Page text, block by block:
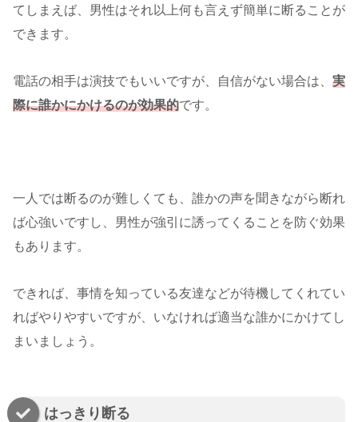
てしまえば、男性はそれ以上何も言えず簡単に断ることが
できます。
電話の相手は演技でもいいですが、自信がない場合は、 実
際に誰かにかけるのが効果的です。
一人では断るのが難しくても、誰かの声を聞きながら断れ
ば心強いですし、男性が強引に誘ってくることを防ぐ効果
もあります。
できれば、事情を知っている友達などが待機してくれてい
ればやりやすいですが、いなければ適当な誰かにかけてし
まいましょう。
はっきり断る